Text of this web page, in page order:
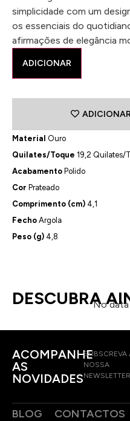
simplicidade com um
os essenciais do
afirmações de elegância
ADICIONAR
Material Ouro
Quilates/Toque 19,2 Quilates/
Acabamento Polido
Cor Prateado
Comprimento (cm) 4,1
Fecho Argola
Peso (g) 4,8
DESCUBRA
No
ACOMPANHE
AS
NOVIDADES
SUBSCREVA
NOSSA
NEWSLETTER
BLOG
CONTACTOS